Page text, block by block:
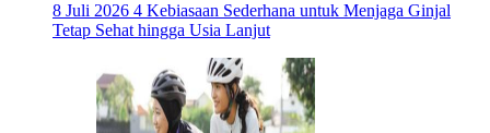
8 Juli 2026 4 Kebiasaan Sederhana untuk Menjaga Ginjal
Tetap Sehat hingga Usia Lanjut